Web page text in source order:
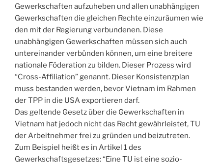
Gewerkschaften aufzuheben und allen unabhängigen
Gewerkschaften die gleichen Rechte einzuräumen wie
den mit der Regierung verbundenen. Diese
unabhängigen Gewerkschaften müssen sich auch
untereinander verbünden können, um eine breitere
nationale Föderation zu bilden. Dieser Prozess wird
“Cross-Affiliation” genannt. Dieser Konsistenzplan
muss bestanden werden, bevor Vietnam im Rahmen
der TPP in die USA exportieren darf.
Das geltende Gesetz über die Gewerkschaften in
Vietnam hat jedoch nicht das Recht gewährleistet, TU
der Arbeitnehmer frei zu gründen und beizutreten.
Zum Beispiel heißt es in Artikel 1 des
Gewerkschaftsgesetzes: “Eine TU ist eine sozio-